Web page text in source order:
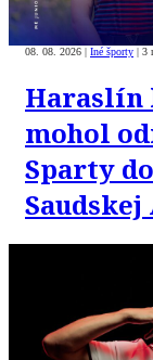
08. 08. 2026 | Iné športy | 3
Haraslín
mohol
Sparty do